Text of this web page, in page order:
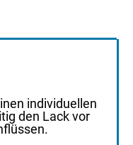
individuellen
den Lack vor